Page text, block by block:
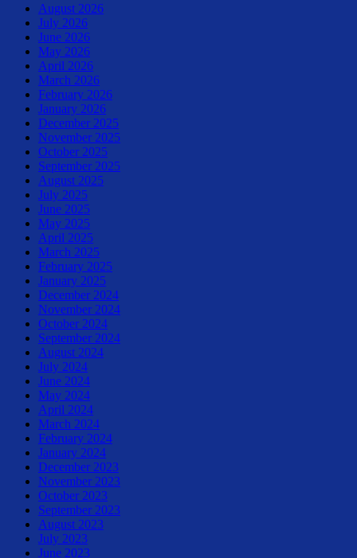
August 2026
July 2026
June 2026
May 2026
April 2026
March 2026
February 2026
January 2026
December 2025
November 2025
October 2025
September 2025
August 2025
July 2025
June 2025
May 2025
April 2025
March 2025
February 2025
January 2025
December 2024
November 2024
October 2024
September 2024
August 2024
July 2024
June 2024
May 2024
April 2024
March 2024
February 2024
January 2024
December 2023
November 2023
October 2023
September 2023
August 2023
July 2023
June 2023